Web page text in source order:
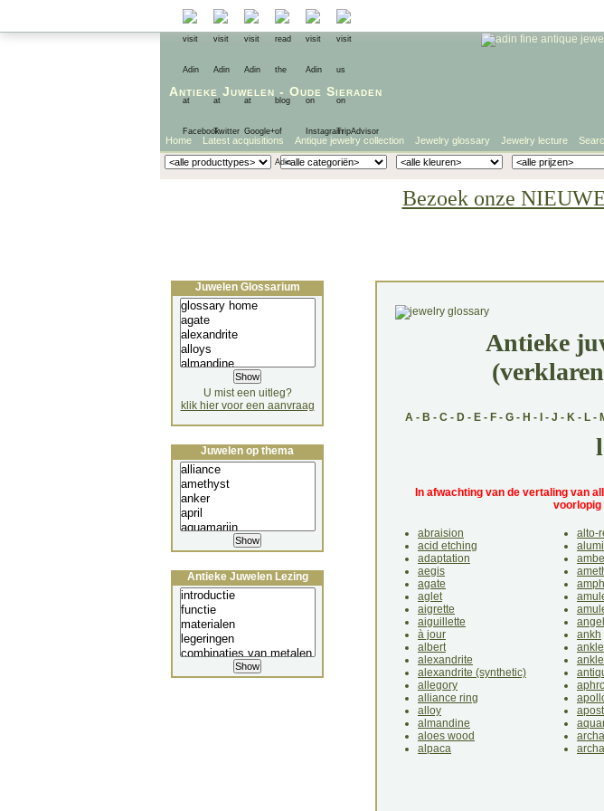
Antieke Juwelen - Oude Sieraden
Home Latest acquisitions Antique jewelry collection Jewelry glossary Jewelry lecture
Bezoek onze
Antieke
A - B - C - D - E - F - G - H - - J - K - L -
In afwachting van de vertaling van
voorlopig
abraision
acid etching
adaptation
aegis
agate
aglet
aigrette
aiguillette
à jour
albert
alexandrite
alexandrite (synthetic)
allegory
alliance ring
alloy
almandine
aloes wood
alpaca
alto-
ankh
Juwelen Glossarium
U mist een uitleg?
klik hier voor een aanvraag
Juwelen op thema
Antieke Juwelen Lezing